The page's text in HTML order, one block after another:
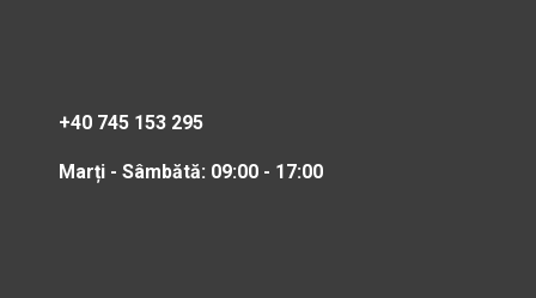
+40 745 153 295
Marți - Sâmbătă: 09:00 - 17:00